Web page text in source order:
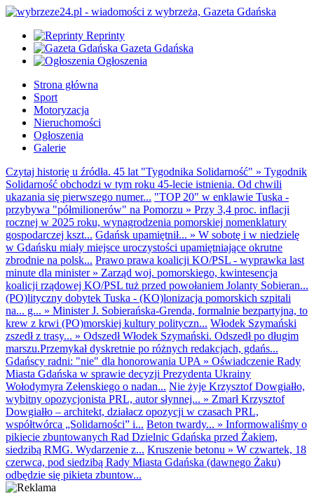
Reprinty
Gazeta Gdańska
Ogłoszenia
Strona główna
Sport
Motoryzacja
Nieruchomości
Ogłoszenia
Galerie
Czytaj historię u źródła. 45 lat "Tygodnika Solidarność" » Tygodnik
Solidarność obchodzi w tym roku 45-lecie istnienia. Od chwili
ukazania się pierwszego numer... "TOP 20" w enklawie Tuska -
przybywa "półmilionerów" na Pomorzu » Przy 3,4 proc. inflacji
rocznej w 2025 roku, wynagrodzenia pomorskiej nomenklatury
gospodarczej kszt... Gdańsk upamiętnił... » W sobotę i w niedzielę
w Gdańsku miały miejsce uroczystości upamiętniające okrutne
zbrodnie na polsk... Prawo prawa koalicji KO/PSL - wyprawka last
minute dla minister» Zarząd woj. pomorskiego, kwintesencja
koalicji rządowej KO/PSL tuż przed powołaniem Jolanty Sobieran...
(PO)lityczny dobytek Tuska - (KO)lonizacja pomorskich szpitali
na... g... » Minister J. Sobierańska-Grenda, formalnie bezpartyjna, to
krew z krwi (PO)morskiej kultury polityczn... Włodek Szymański
zszedł z trasy... » Odszedł Włodek Szymański. Odszedł po długim
marszu.Przemykał dyskretnie po różnych redakcjach, gdańs...
Gdańscy radni: "nie" dla honorowania UPA » Oświadczenie Rady
Miasta Gdańska w sprawie decyzji Prezydenta Ukrainy
Wołodymyra Zełenskiego o nadan... Nie żyje Krzysztof Dowgiałło,
wybitny opozycjonista PRL, autor słynnej... » Zmarł Krzysztof
Dowgiałło – architekt, działacz opozycji w czasach PRL,
współtwórca „Solidarności” i... Beton twardy... » Informowaliśmy o
pikiecie zbuntowanych Rad Dzielnic Gdańska przed Żakiem,
siedzibą RMG. Wydarzenie z... Kruszenie betonu » W czwartek, 18
czerwca, pod siedzibą Rady Miasta Gdańska (dawnego Żaku)
odbędzie się pikieta zbuntow...